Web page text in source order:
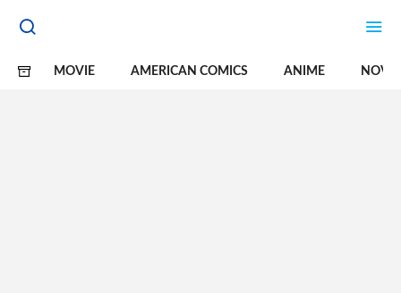
MOVIE AMERICAN COMICS ANIME